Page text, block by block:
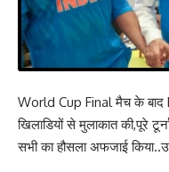
World Cup Final मैच के बाद
खिलाडियों से मुलाकात की,पूरे
सभी का हौसला अफजाई